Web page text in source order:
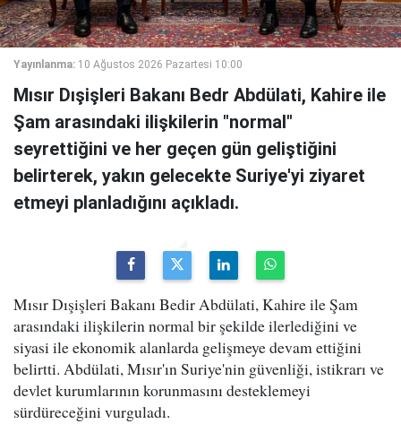
Yayınlanma: 10 Ağustos 2026 Pazartesi 10:00
Mısır Dışişleri Bakanı Bedr Abdülati, Kahire ile
Şam arasındaki ilişkilerin "normal"
seyrettiğini ve her geçen gün geliştiğini
belirterek, yakın gelecekte Suriye'yi ziyaret
etmeyi planladığını açıkladı.
Mısır Dışişleri Bakanı Bedir Abdülati, Kahire ile Şam
arasındaki ilişkilerin normal bir şekilde ilerlediğini ve
siyasi ile ekonomik alanlarda gelişmeye devam ettiğini
belirtti. Abdülati, Mısır'ın Suriye'nin güvenliği, istikrarı ve
devlet kurumlarının korunmasını desteklemeyi
sürdüreceğini vurguladı.